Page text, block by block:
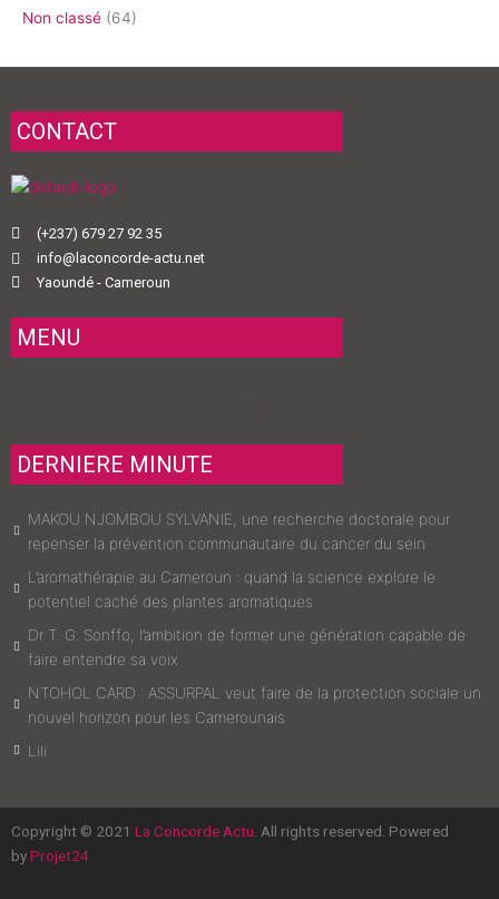
Non classé (64)
CONTACT
(+237) 679 27 92 35
info@laconcorde-actu.net
Yaoundé - Cameroun
MENU
DERNIERE MINUTE
MAKOU NJOMBOU SYLVANIE, une recherche doctorale pour
repenser la prévention communautaire du cancer du sein
L’aromathérapie au Cameroun : quand la science explore le
potentiel caché des plantes aromatiques
Dr T. G. Sonffo, l’ambition de former une génération capable de
faire entendre sa voix
NTOHOL CARD : ASSURPAL veut faire de la protection sociale un
nouvel horizon pour les Camerounais
Lili
Copyright © 2021 La Concorde Actu. All rights reserved. Powered
byProjet24